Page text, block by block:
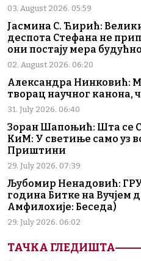
03. August 2026. 05:59
Јасмина С. Ћирић:
деспота Стефана не
они постају мера
02. August 2026. 06:20
Александра Нинковић:
творац научног канона,
31. July 2026. 06:40
Зоран Шапоњић: Шта се
КиМ: У светиње само уз
Приштини
29. July 2026. 07:39
Љубомир Ненадовић:
година Битке на Вучјем
Амфилохије: Беседа)
29. July 2026. 06:02
ТАЧКА ГЛЕДИШТА